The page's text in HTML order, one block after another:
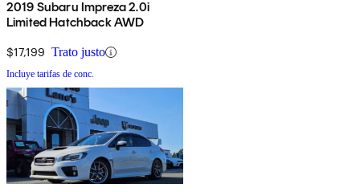
2019 Subaru Impreza 2.0i
Limited Hatchback AWD
$17,199 Trato justo
Incluye tarifas de conc.